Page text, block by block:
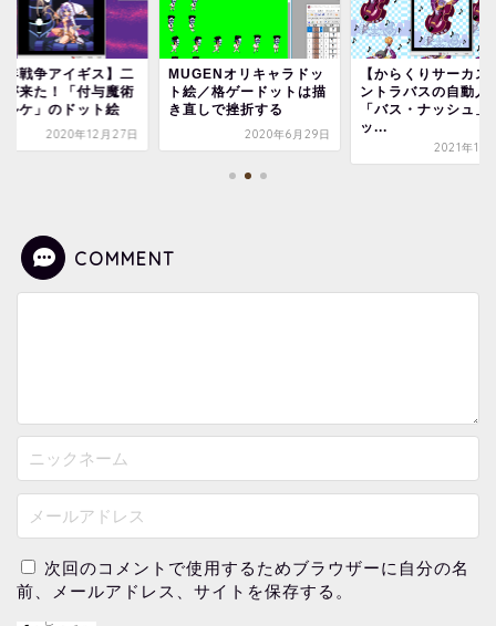
年戦争アイギス】二
が来た！「付与魔術
ルケ」のドット絵
2020年12月27日
MUGENオリキャラドッ
ト絵／格ゲードットは描
き直しで挫折する
2020年6月29日
【からくりサーカス
ントラバスの自動人
「バス・ナッシュ」
ッ...
2021年10
COMMENT
次回のコメントで使用するためブラウザーに自分の名
前、メールアドレス、サイトを保存する。